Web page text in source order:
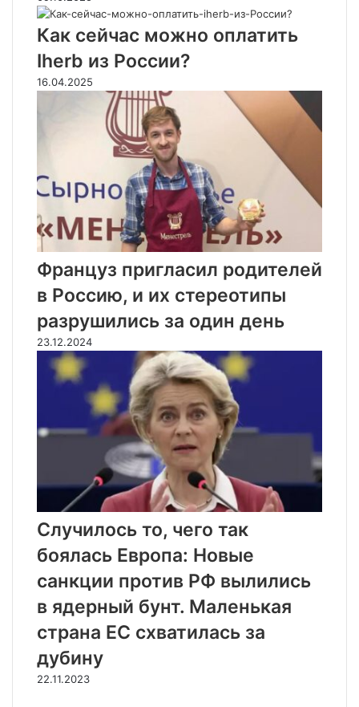
Как сейчас можно оплатить
Iherb из России?
16.04.2025
Француз пригласил родителей
в Россию, и их стереотипы
разрушились за один день
23.12.2024
Случилось то, чего так
боялась Европа: Новые
санкции против РФ вылились
в ядерный бунт. Маленькая
страна ЕС схватилась за
дубину
22.11.2023